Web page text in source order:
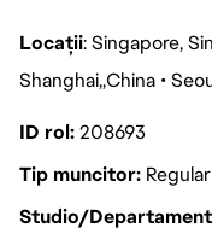
Locații: Singapore,
Shanghai China
ID rol208693
Tip muncitor
Studio/